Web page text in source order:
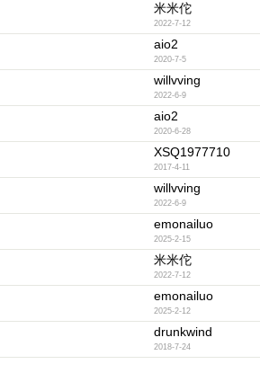
米米佗
2022-7-12
aio2
2020-7-5
willvving
2022-6-9
aio2
2020-6-28
XSQ1977710
2017-4-11
willvving
2022-6-9
emonailuo
2025-2-15
米米佗
2022-7-12
emonailuo
2025-2-12
drunkwind
2018-7-24